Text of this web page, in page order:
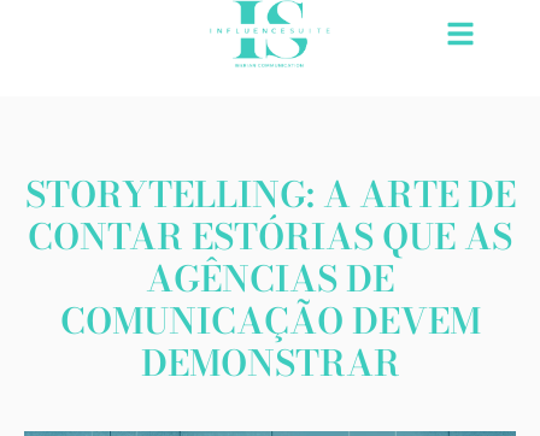
STORYTELLING: A ARTE DE
CONTAR ESTÓRIAS QUE AS
AGÊNCIAS DE
COMUNICAÇÃO DEVEM
DEMONSTRAR